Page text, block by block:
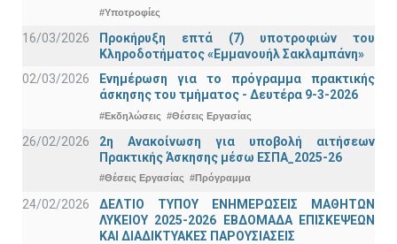
#Υποτροφίες
16/03/2026
Προκήρυξη επτά (7) υποτροφιών του
Κληροδοτήματος «Εμμανουήλ Σακλαμπάνη»
02/03/2026
Ενημέρωση για το πρόγραμμα πρακτικής
άσκησης του τμήματος - Δευτέρα 9-3-2026
#Εκδηλώσεις #Θέσεις Εργασίας
26/02/2026
2η Ανακοίνωση για υποβολή αιτήσεων
Πρακτικής Άσκησης μέσω ΕΣΠΑ_2025-26
#Θέσεις Εργασίας #Πρόγραμμα
24/02/2026
ΔΕΛΤΙΟ ΤΥΠΟΥ ΕΝΗΜΕΡΩΣΕΙΣ ΜΑΘΗΤΩΝ
ΛΥΚΕΙΟΥ 2025-2026 ΕΒΔΟΜΑΔΑ ΕΠΙΣΚΕΨΕΩΝ
ΚΑΙ ΔΙΑΔΙΚΤΥΑΚΕΣ ΠΑΡΟΥΣΙΑΣΕΙΣ